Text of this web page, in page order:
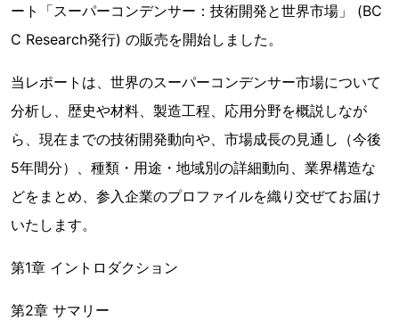
ート「スーパーコンデンサー：技術開発と世界市場」 (BC
C Research発行) の販売を開始しました。
当レポートは、世界のスーパーコンデンサー市場について
分析し、歴史や材料、製造工程、応用分野を概説しなが
ら、現在までの技術開発動向や、市場成長の見通し（今後
5年間分）、種類・用途・地域別の詳細動向、業界構造な
どをまとめ、参入企業のプロファイルを織り交ぜてお届け
いたします。
第1章 イントロダクション
第2章 サマリー